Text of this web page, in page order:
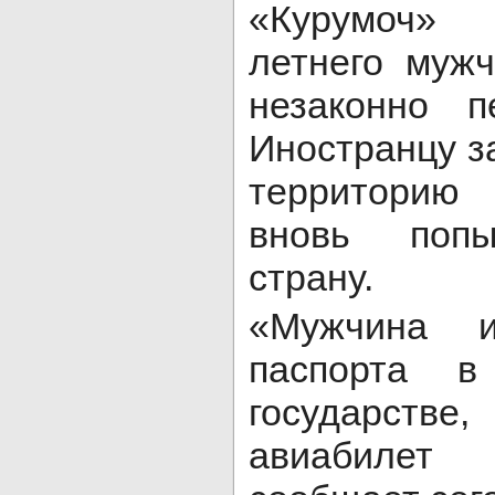
летнего
незаконно
Иностранцу
вновь
страну.
«Мужчина
паспорта